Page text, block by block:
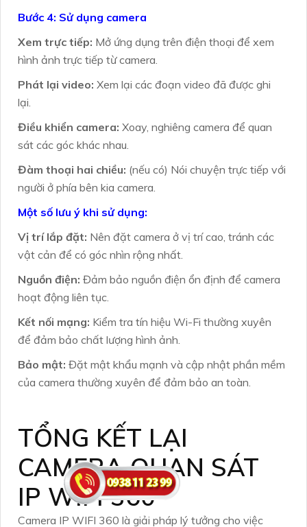
Bước 4: Sử dụng camera
Xem trực tiếp: Mở ứng dụng trên điện thoại để xem
hình ảnh trực tiếp từ camera.
Phát lại video: Xem lại các đoạn video đã được ghi
lại.
Điều khiển camera: Xoay, nghiêng camera để quan
sát các góc khác nhau.
Đàm thoại hai chiều: (nếu có) Nói chuyện trực tiếp với
người ở phía bên kia camera.
Một số lưu ý khi sử dụng:
Vị trí lắp đặt: Nên đặt camera ở vị trí cao, tránh các
vật cản để có góc nhìn rộng nhất.
Nguồn điện: Đảm bảo nguồn điện ổn định để camera
hoạt động liên tục.
Kết nối mạng: Kiểm tra tín hiệu Wi-Fi thường xuyên
để đảm bảo chất lượng hình ảnh.
Bảo mật: Đặt mật khẩu mạnh và cập nhật phần mềm
của camera thường xuyên để đảm bảo an toàn.
TỔNG KẾT LẠI
CAMERA QUAN SÁT
IP WIFI 360
Camera IP WIFI 360 là giải pháp lý tưởng cho việc